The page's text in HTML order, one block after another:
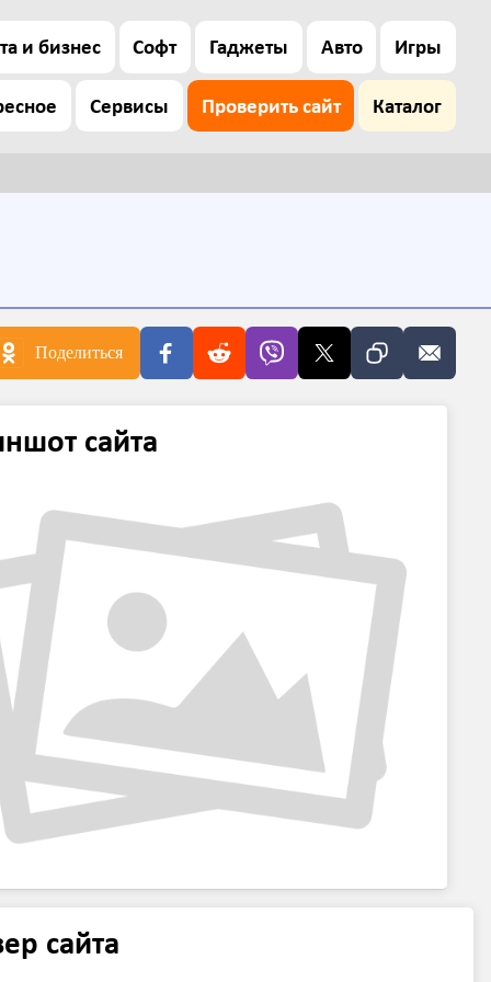
и бизнес Софт Гаджеты Авто Игры
Сервисы Проверить сайт Каталог
Поделиться
сайта
сайта